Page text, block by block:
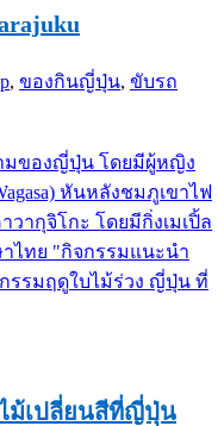
, ของกินญี่ปุ่น, ขับรถ
ม้เปลี่ยนสีที่ญี่ปุ่น